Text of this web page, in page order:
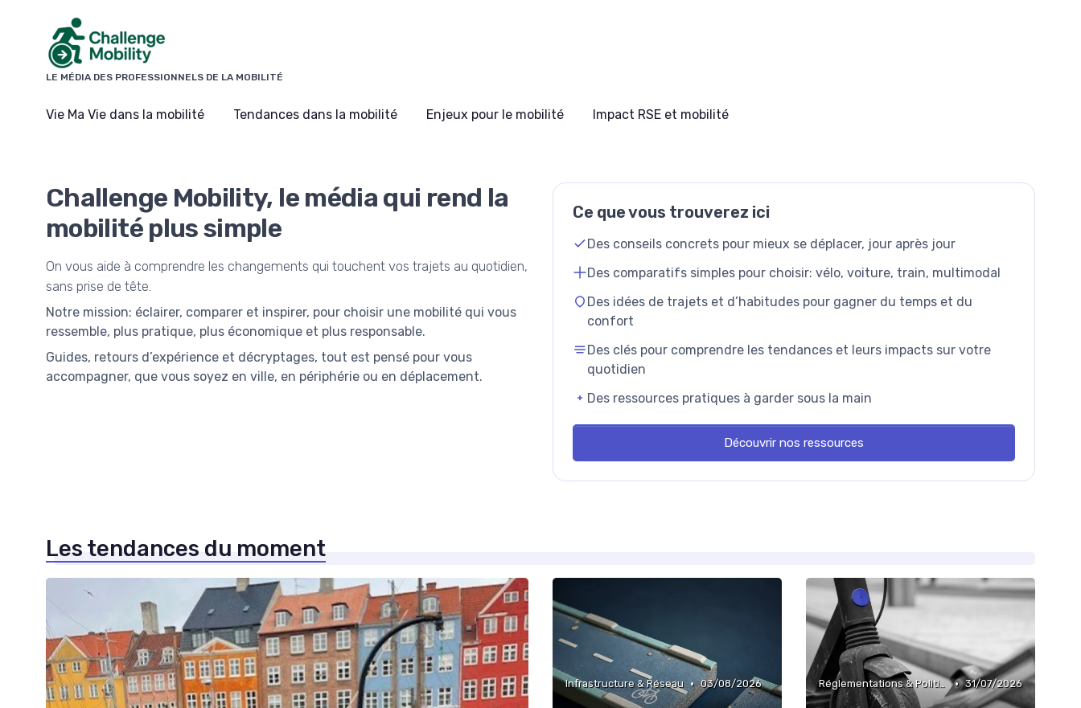
LE MÉDIA DES PROFESSIONNELS DE LA MOBILITÉ
Vie Ma Vie dans la mobilité Tendances dans la mobilité Enjeux pour le mobilité Impact RSE et mobilité
Challenge Mobility, le média qui rend la
mobilité plus simple
On vous aide à comprendre les changements qui touchent vos trajets au quotidien,
sans prise de tête.
Notre mission: éclairer, comparer et inspirer, pour choisir une mobilité qui vous
ressemble, plus pratique, plus économique et plus responsable.
Guides, retours d’expérience et décryptages, tout est pensé pour vous
accompagner, que vous soyez en ville, en périphérie ou en déplacement.
Ce que vous trouverez ici
Des conseils concrets pour mieux se déplacer, jour après jour
Des comparatifs simples pour choisir: vélo, voiture, train, multimodal
Des idées de trajets et d’habitudes pour gagner du temps et du
confort
Des clés pour comprendre les tendances et leurs impacts sur votre
quotidien
Des ressources pratiques à garder sous la main
Découvrir nos ressources
Les tendances du moment
Infrastructure & Réseau • 03/08/2026 Réglementations & Politiques • 31/07/2026